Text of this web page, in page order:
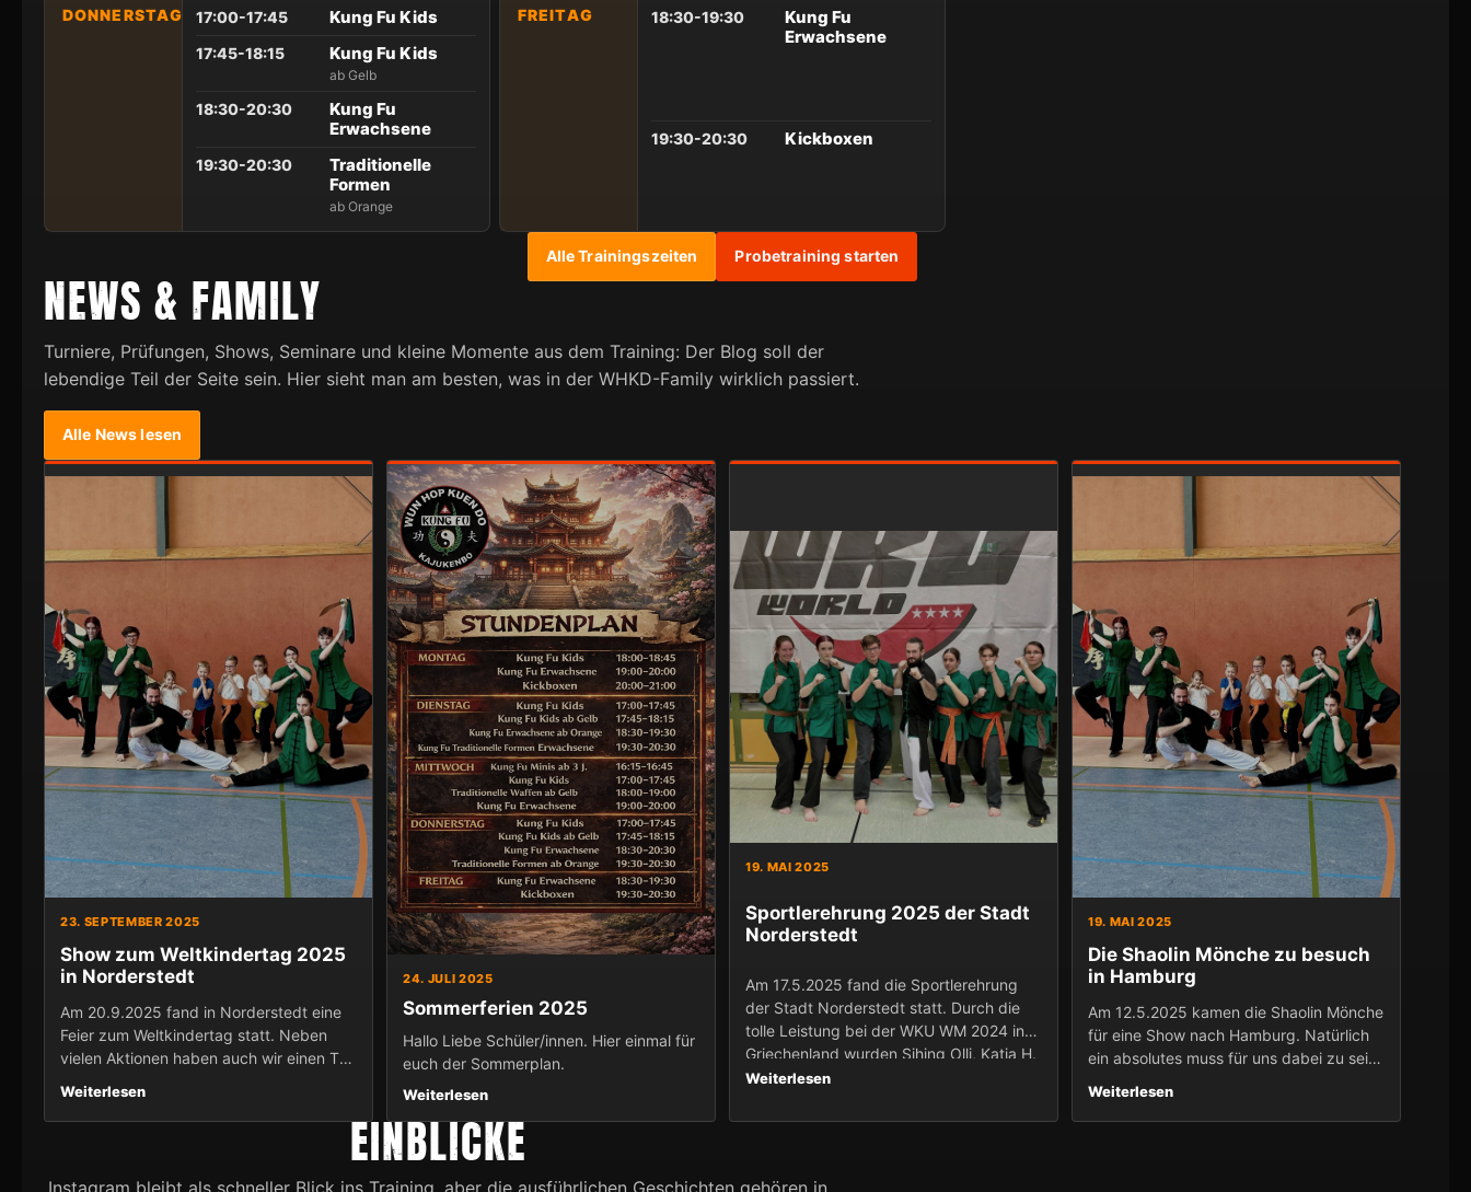
DONNERSTAG 17:00-17:45 Kung Fu Kids
17:45-18:15 Kung Fu Kids
ab Gelb
18:30-20:30
Kung Fu
Erwachsene
19:30-20:30
Traditionelle
Formen
ab Orange
FREITAG 18:30-19:30
Kung Fu
Erwachsene
19:30-20:30 Kickboxen
Alle Trainingszeiten Probetraining starten
NEWS & FAMILY
Turniere, Prüfungen, Shows, Seminare und kleine Momente aus dem Training: Der Blog soll der
lebendige Teil der Seite sein. Hier sieht man am besten, was in der WHKD-Family wirklich passiert.
Alle News lesen
23. SEPTEMBER 2025
Show zum Weltkindertag 2025
in Norderstedt
Am 20.9.2025 fand in Norderstedt eine
Feier zum Weltkindertag statt. Neben
vielen Aktionen haben auch wir einen Teil
waren zufrieden.
Weiterlesen
24. JULI 2025
Sommerferien 2025
Hallo Liebe Schüler/innen. Hier einmal für
euch der Sommerplan.
Weiterlesen
19. MAI 2025
Sportlerehrung 2025 der Stadt
Norderstedt
Am 17.5.2025 fand die Sportlerehrung
der Stadt Norderstedt statt. Durch die
tolle Leistung bei der WKU WM 2024 in
Griechenland wurden Sihing Olli, Katja H.
und Fiete T. für die Leistungen von der
Weiterlesen
19. MAI 2025
Die Shaolin Mönche zu besuch
in Hamburg
Am 12.5.2025 kamen die Shaolin Mönche
für eine Show nach Hamburg. Natürlich
ein absolutes muss für uns dabei zu sein.
vor der Show treffen...
Weiterlesen
EINBLICKE